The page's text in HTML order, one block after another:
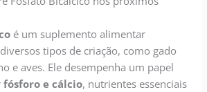
é um suplemento alimentar
tipos de criação, como gado
e aves. Ele desempenha um papel
fósforo e cálcio, nutrientes essenciais